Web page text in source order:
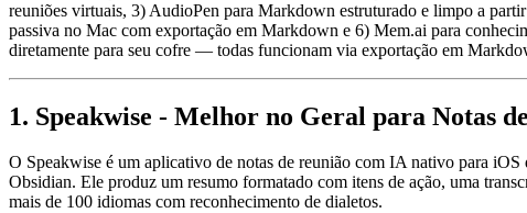
reuniões virtuais, 3) AudioPen para Markdown estruturado e limpo a
passiva no Mac com exportação em Markdown e 6) Mem.ai para
diretamente para seu cofre — todas funcionam via exportação em
1. Speakwise - Melhor no Geral para Notas
O Speakwise é um aplicativo de notas de reunião com IA nativo para
Obsidian. Ele produz um resumo formatado com itens de ação, uma
mais de 100 idiomas com reconhecimento de dialetos.